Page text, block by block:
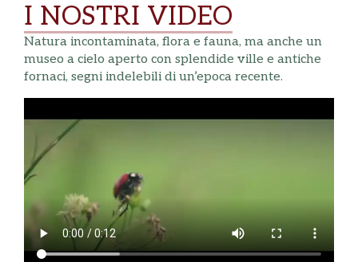
I NOSTRI VIDEO
Natura incontaminata, flora e fauna, ma anche un
museo a cielo aperto con splendide ville e antiche
fornaci, segni indelebili di un’epoca recente.